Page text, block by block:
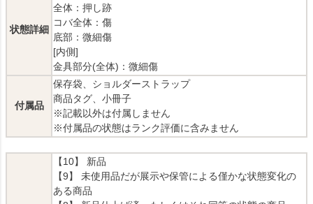
状態詳細
全体：押し跡
コバ全体：傷
底部：微細傷
[内側]
金具部分(全体)：微細傷
付属品
保存袋、ショルダーストラップ
商品タグ、小冊子
※記載以外は付属しません
※付属品の状態はランク評価に含みません
【10】 新品
【9】 未使用品だが展示や保管による僅かな状態変化の
ある商品